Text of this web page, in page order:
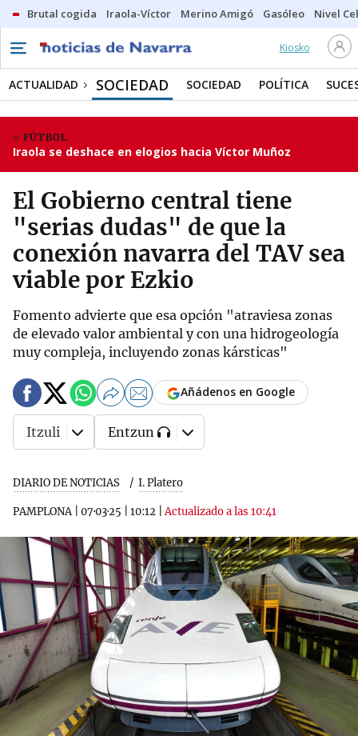
Brutal cogida Iraola-Víctor Merino Amigó Gasóleo Nivel
Kiosko
ACTUALIDAD SOCIEDAD SOCIEDAD POLÍTICA
FÚTBOL
Iraola se deshace en elogios hacia Víctor Muñoz
El Gobierno central tiene
"serias dudas" de que la
conexión navarra del TAV sea
viable por Ezkio
Fomento advierte que esa opción "atraviesa zonas
de elevado valor ambiental y con una hidrogeología
muy compleja, incluyendo zonas kársticas"
DIARIO DE NOTICIAS I. Platero
PAMPLONA| 07·03·25 10:12 |Actualizado a las 10:41
Añádenos en Google
Itzuli Entzun